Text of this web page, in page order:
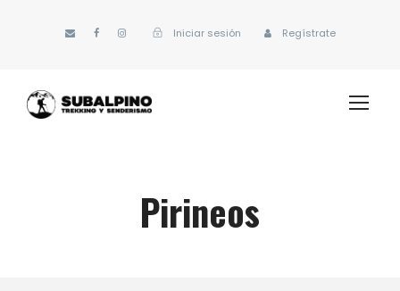
Iniciar sesión Regístrate
Pirineos